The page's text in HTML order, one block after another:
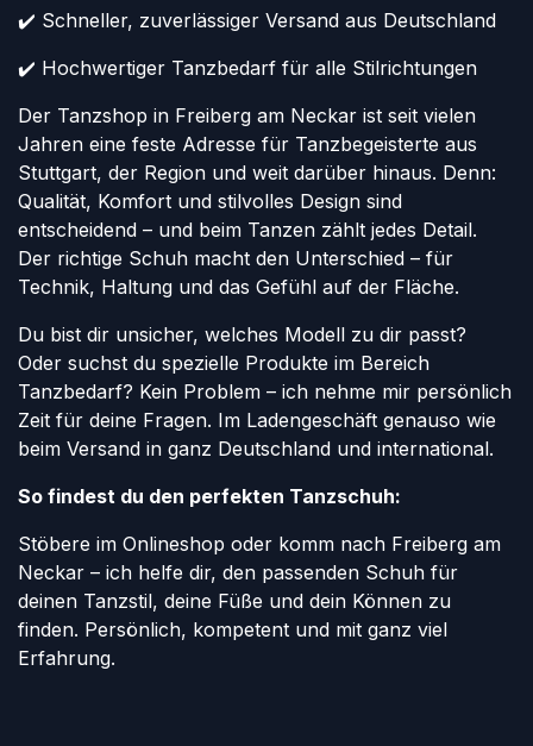
✔️ Schneller, zuverlässiger Versand aus Deutschland
✔️ Hochwertiger Tanzbedarf für alle Stilrichtungen
Der Tanzshop in Freiberg am Neckar ist seit vielen
Jahren eine feste Adresse für Tanzbegeisterte aus
Stuttgart, der Region und weit darüber hinaus. Denn:
Qualität, Komfort und stilvolles Design sind
entscheidend – und beim Tanzen zählt jedes Detail.
Der richtige Schuh macht den Unterschied – für
Technik, Haltung und das Gefühl auf der Fläche.
Du bist dir unsicher, welches Modell zu dir passt?
Oder suchst du spezielle Produkte im Bereich
Tanzbedarf? Kein Problem – ich nehme mir persönlich
Zeit für deine Fragen. Im Ladengeschäft genauso wie
beim Versand in ganz Deutschland und international.
So findest du den perfekten Tanzschuh:
Stöbere im Onlineshop oder komm nach Freiberg am
Neckar – ich helfe dir, den passenden Schuh für
deinen Tanzstil, deine Füße und dein Können zu
finden. Persönlich, kompetent und mit ganz viel
Erfahrung.